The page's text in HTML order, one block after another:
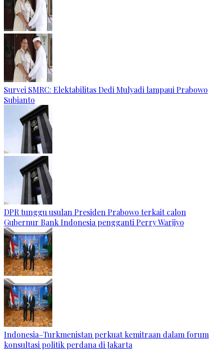
Survei SMRC: Elektabilitas Dedi Mulyadi lampaui Prabowo
Subianto
DPR tunggu usulan Presiden Prabowo terkait calon
Gubernur Bank Indonesia pengganti Perry Warjiyo
Indonesia–Turkmenistan perkuat kemitraan dalam forum
konsultasi politik perdana di Jakarta